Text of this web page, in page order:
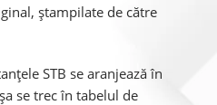
ștampilate de către
STB se aranjează în
se trec în tabelul de